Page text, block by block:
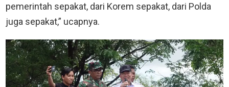
pemerintah sepakat, dari Korem sepakat, dari Polda
juga sepakat,” ucapnya.